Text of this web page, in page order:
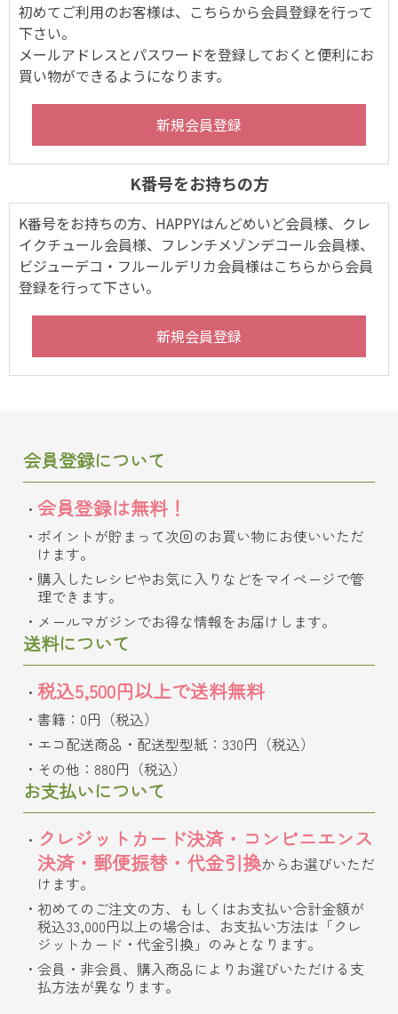
初めてご利用のお客様は、こちらから会員登録を行って
下さい。
メールアドレスとパスワードを登録しておくと便利にお
買い物ができるようになります。
K番号をお持ちの方
K番号をお持ちの方、HAPPYはんどめいど会員様、クレ
イクチュール会員様、フレンチメゾンデコール会員様、
ビジューデコ・フルールデリカ会員様はこちらから会員
登録を行って下さい。
会員登録について
会員登録は無料！
ポイントが貯まって次回のお買い物にお使いいただ
けます。
購入したレシピやお気に入りなどをマイページで管
理できます。
メールマガジンでお得な情報をお届けします。
送料について
税込5,500円以上で送料無料
書籍：0円（税込）
エコ配送商品・配送型型紙：330円（税込）
その他：880円（税込）
お支払いについて
クレジットカード決済・コンビニエンス
決済・郵便振替・代金引換からお選びいただ
けます。
初めてのご注文の方、もしくはお支払い合計金額が
税込33,000円以上の場合は、お支払い方法は「クレ
ジットカード・代金引換」のみとなります。
会員・非会員、購入商品によりお選びいただける支
払方法が異なります。